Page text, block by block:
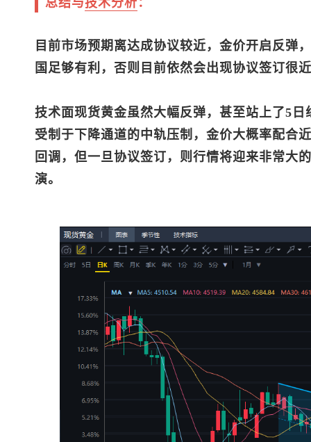
总结与技术分析 ：
目前市场预期离达成协议较近，金价开启反弹
国足够有利，否则目前依然会出现协议签订很
技术面现货黄金虽然大幅反弹，甚至站上了5
受制于下降通道的中轨压制，金价大概率配合
回调，但一旦协议签订，则行情将迎来非常大
演。